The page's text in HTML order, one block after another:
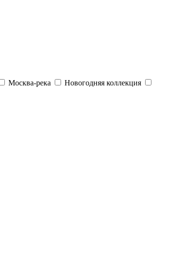
Москва-река
Новогодняя коллекция